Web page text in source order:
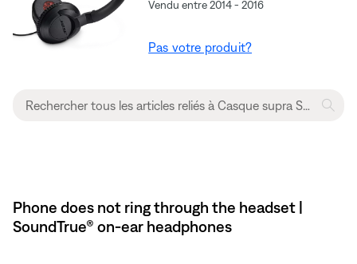
Vendu entre 2014 - 2016
Pas votre produit?
Phone does not ring through the headset |
SoundTrue® on-ear headphones